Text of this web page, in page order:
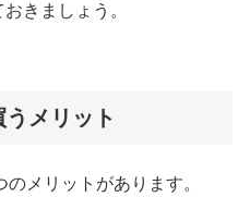
きましょう。
メリット
メリットがあります。